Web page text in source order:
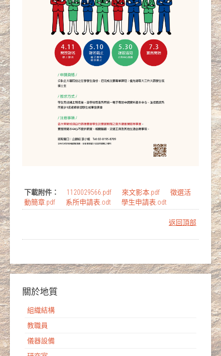
下載附件： 1120029566.pdf 來文影本.pdf
徵選活
動簡章.pdf
系所申請表.odt 學生申請表.odt
返回頂部
關於地質
組織結構
教職員
儀器設備